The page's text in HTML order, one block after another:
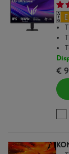
€